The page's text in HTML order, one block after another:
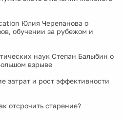
Юлия Черепанова о
обучении за рубежом и
наук Степан Балыбин о
взрыве
затрат и рост эффективности
отсрочить старение?